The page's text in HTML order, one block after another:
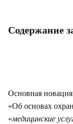
Содержание
Основная
«Об основах
«медицинские